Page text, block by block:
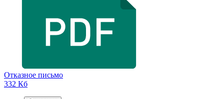
Отказное письмо
332 Кб